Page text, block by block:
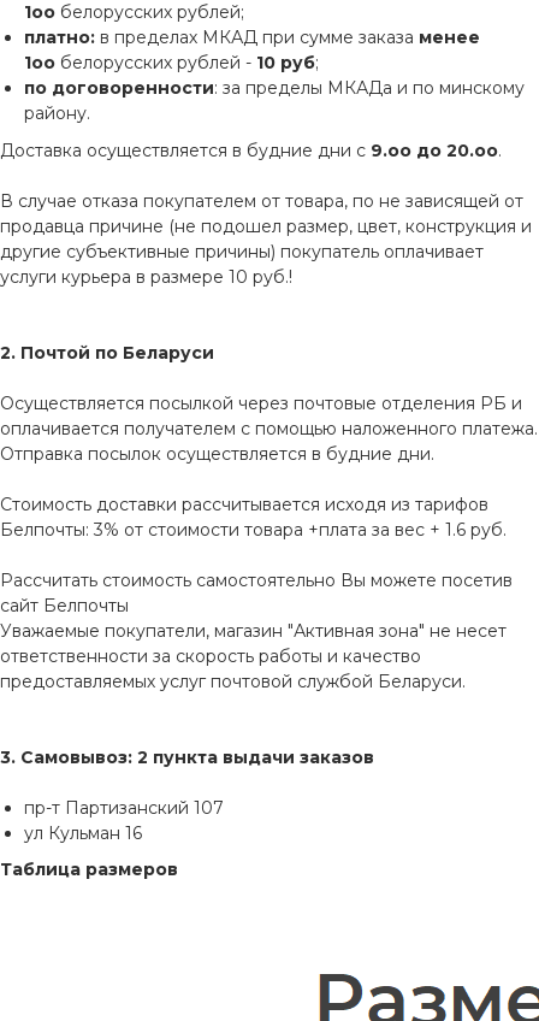
1оо белорусских рублей;
платно: в пределах МКАД при сумме заказа менее
1оо белорусских рублей - 10 руб;
по договоренности: за пределы МКАДа и по минскому
району.
Доставка осуществляется в будние дни с 9.оо до 20.оо.
В случае отказа покупателем от товара, по не зависящей от
продавца причине (не подошел размер, цвет, конструкция и
другие субъективные причины) покупатель оплачивает
услуги курьера в размере 10 руб.!
2. Почтой по Беларуси
Осуществляется посылкой через почтовые отделения РБ и
оплачивается получателем с помощью наложенного платежа.
Отправка посылок осуществляется в будние дни.
Стоимость доставки рассчитывается исходя из тарифов
Белпочты: 3% от стоимости товара +плата за вес + 1.6 руб.
Рассчитать стоимость самостоятельно Вы можете посетив
сайт Белпочты
Уважаемые покупатели, магазин "Активная зона" не несет
ответственности за скорость работы и качество
предоставляемых услуг почтовой службой Беларуси.
3. Самовывоз: 2 пункта выдачи заказов
пр-т Партизанский 107
ул Кульман 16
Таблица размеров